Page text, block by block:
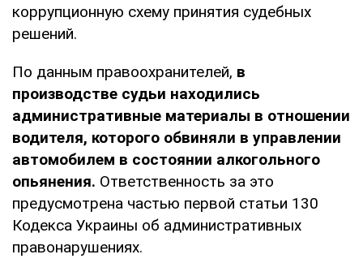
коррупционную схему принятия судебных
решений.
По данным правоохранителей, в
производстве судьи находились
административные материалы в отношении
водителя, которого обвиняли в управлении
автомобилем в состоянии алкогольного
опьянения. Ответственность за это
предусмотрена частью первой статьи 130
Кодекса Украины об административных
правонарушениях.